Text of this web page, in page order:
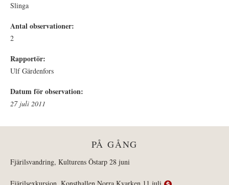
Slinga
Antal observationer:
2
Rapportör:
Ulf Gärdenfors
Datum för observation:
27 juli 2011
PÅ GÅNG
Fjärilsvandring, Kulturens Östarp 28 juni